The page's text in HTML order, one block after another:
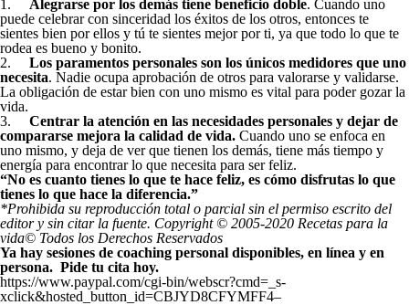
1. Alegrarse por los demás tiene beneficio doble. Cuando uno
puede celebrar con sinceridad los éxitos de los otros, entonces te
sientes bien por ellos y tú te sientes mejor por ti, ya que todo lo que te
rodea es bueno y bonito.
2. Los paramentos personales son los únicos medidores que uno
necesita. Nadie ocupa aprobación de otros para valorarse y validarse.
La obligación de estar bien con uno mismo es vital para poder gozar la
vida.
3. Centrar la atención en las necesidades personales y dejar de
compararse mejora la calidad de vida. Cuando uno se enfoca en
uno mismo, y deja de ver que tienen los demás, tiene más tiempo y
energía para encontrar lo que necesita para ser feliz.
“No es cuanto tienes lo que te hace feliz, es cómo disfrutas lo que
tienes lo que hace la diferencia.”
*Prohibida su reproducción total o parcial sin el permiso escrito del
editor y sin citar la fuente. Copyright © 2005-2020 Recetas para la
vida© Todos los Derechos Reservados
Ya hay sesiones de coaching personal disponibles, en línea y en
persona. Pide tu cita hoy.
https://www.paypal.com/cgi-bin/webscr?cmd=_s-
xclick&hosted_button_id=CBJYD8CFYMFF4–